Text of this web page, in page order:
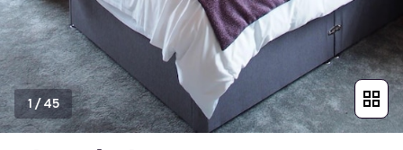
1 /45